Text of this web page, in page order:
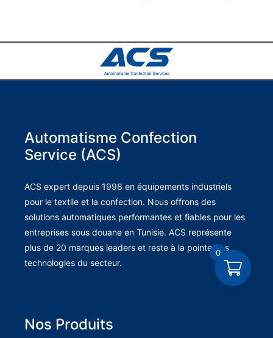
Automatisme Confection
Service (ACS)
ACS expert depuis 1998 en équipements industriels
pour le textile et la confection. Nous offrons des
solutions automatiques performantes et fiables pour les
entreprises sous douane en Tunisie. ACS représente
plus de 20 marques leaders et reste à la pointe des
technologies du secteur.
Nos Produits
0